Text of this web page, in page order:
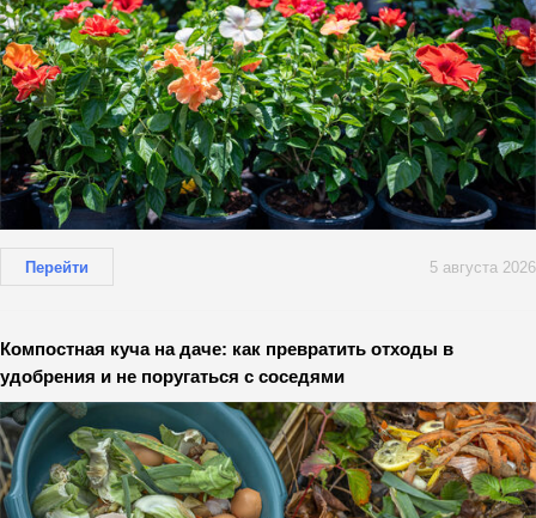
Перейти 5 августа 2026
Компостная куча на даче: как превратить отходы в
удобрения и не поругаться с соседями